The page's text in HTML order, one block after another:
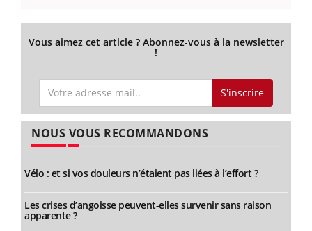
Vous aimez cet article ? Abonnez-vous à la newsletter
!
S'inscrire
NOUS VOUS RECOMMANDONS
Vélo : et si vos douleurs n’étaient pas liées à l’effort ?
Les crises d’angoisse peuvent-elles survenir sans raison
apparente ?